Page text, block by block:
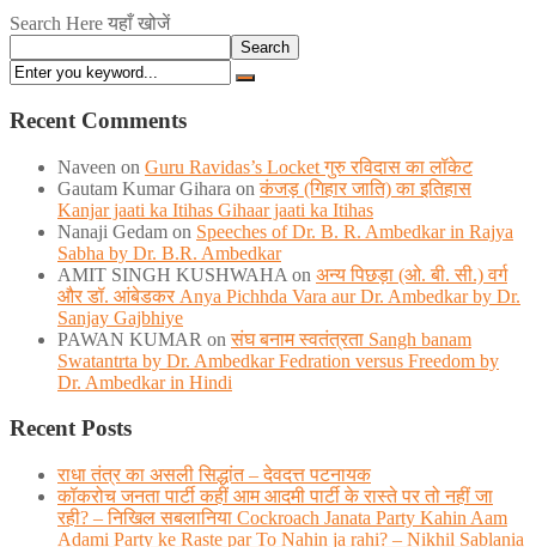
Search Here यहाँ खोजें
Search
Recent Comments
Naveen on Guru Ravidas’s Locket गुरु रविदास का लॉकेट
Gautam Kumar Gihara onकंजड़ (गिहार जाति) का इतिहास
Kanjar jaati ka Itihas Gihaar jaati ka Itihas
Nanaji Gedam on Speeches of Dr. B. R. Ambedkar in Rajya
Sabha by Dr. B.R. Ambedkar
AMIT SINGH KUSHWAHA on अन्य पिछड़ा (ओ. बी. सी.) वर्ग
और डॉ. आंबेडकर Anya Pichhda Vara aur Dr. Ambedkar by Dr.
Sanjay Gajbhiye
PAWAN KUMAR onसंघ बनाम स्वतंत्रता Sangh banam
Swatantrta by Dr. Ambedkar Fedration versus Freedom by
Dr. Ambedkar in Hindi
Recent Posts
राधा तंत्र का असली सिद्धांत – देवदत्त पटनायक
कॉकरोच जनता पार्टी कहीं आम आदमी पार्टी के रास्ते पर तो नहीं जा
रही? – निखिल सबलानिया Cockroach Janata Party Kahin Aam
Adami Party ke Raste par To Nahin ja rahi? – Nikhil Sablania